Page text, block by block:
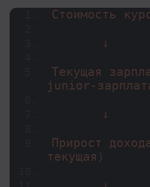
Стоимость
       ↓
Текущая
junior-
       ↓
Прирост
текущая